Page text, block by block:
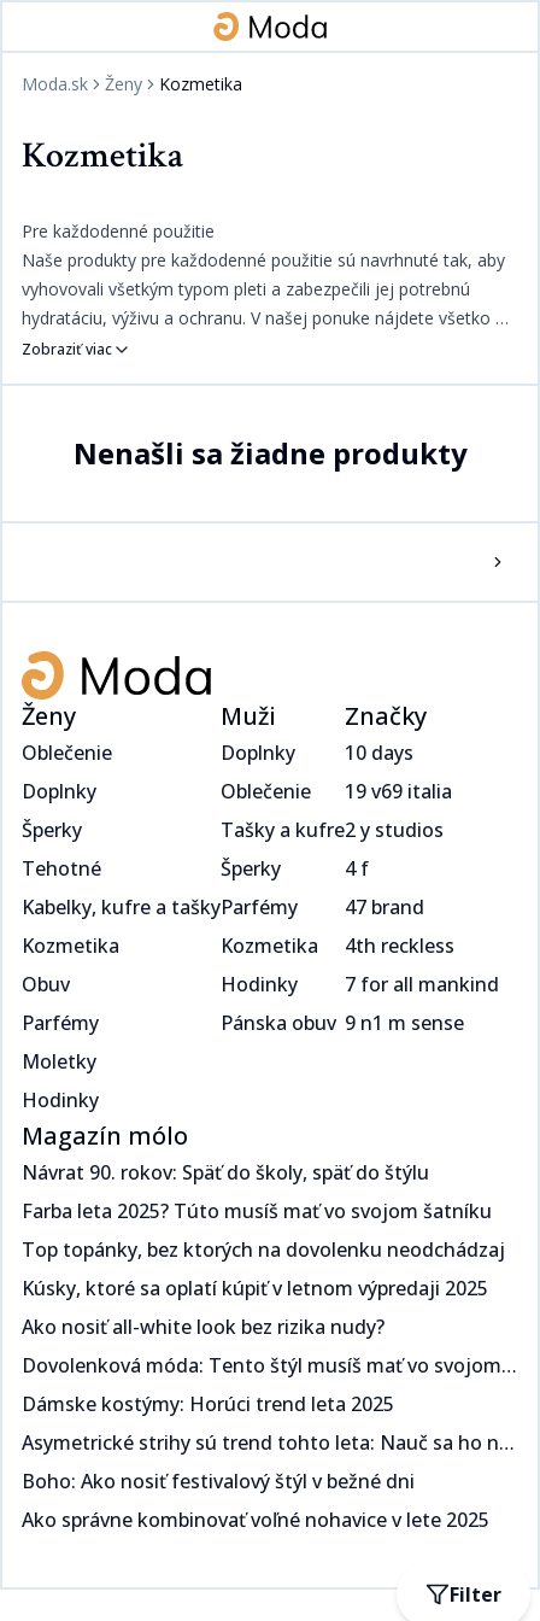
Moda.sk Ženy Kozmetika
Kozmetika
Pre každodenné použitie​​​​‌ ‍ ​‍​‍‌‍ ‌ ​‍‌‍‍‌‌‍‌ ‌‍‍‌‌‍ ‍​‍​‍​ ‍‍​‍​‍‌ ​ ‌‍​‌‌‍ ‍‌‍‍‌‌ ‌​‌ ‍‌​‍ ‍‌‍‍‌‌‍ ​‍​‍​‍ ​​‍​‍‌‍‍​‌ ​‍‌‍‌‌‌‍‌‍​‍​‍​ ‍‍​‍​‍‌‍‍​‌ ‌​‌ ‌​‌ ​​​ ‍‍​‍ ​‍ ‌‍ ​‌‍ ‌‍​ ‌‍​‌‌‍ ​‌‍‍​‌‍ ‌ ​ ‌ ‌​​ ‍‍​ ​ ​ ​​​ ​​​ ​​​‍ ‌ ​ ‌ ‌​‌ ‌‌‌‍‌​‌‍‍‌‌‍ ​‍ ‌‍‍‌‌‍ ‍‌ ‌​‌‍‌‌‌‍ ‍‌ ‌​​‍ ‌‍‌‌‌‍‌​‌‍‍‌‌ ‌​​‍ ‌‍ ‌‌‍ ‌‍‌​‌‍‌‌​ ‌‌ ​​‌ ​‍‌‍‌‌‌ ​ ‌‍‌‌‌‍ ‍‌ ‌​‌‍​‌‌ ‌​‌‍‍‌‌‍ ‌‍ ‍​ ‍ ‌‍‍‌‌‍‌​​ ‌​ ‌​‌‍​‍‌‍​‌‌‍‌‍​ ‌‌​ ‌‌​ ‌‍‌‍​‍​‍ ‌​ ​​​ ‍​​ ‍‌​ ‍‌​‍ ‌​ ‌​‌‍‌‍​ ‌‌​ ​‍​‍ ‌​ ‍‌​ ‍​​ ‌ ​ ​ ​‍ ‌‌‍‌‌‌‍‌​​ ​‍​ ​ ​ ‌​​ ‌ ‌‍‌‌‌‍​‍‌‍​‌​ ‌​‌‍‌‌‌‍​‌​ ‍ ‌ ‌​‌ ‍‌‌ ​​‌‍‌‌​ ‌‌‍​ ‌‍​‌‌ ‌​‌‍‌‌‌‍‌ ‌‍ ‌ ​‍‌‍‍‌‌‍‌‌‌ ​ ​ ‍ ‌ ​​‌‍​‌‌ ‌​‌‍‍​​ ‌‌ ​​‌ ​‍‌‍‍‌‌‍ ‌‌‍​‌‌ ​‍‌ ‍‌‌‌‌​‌‍‌‌‌ ‍​‌ ‌​​‍‌‌​ ‌‌‌​​‍‌‌ ‌‍‍ ‌‍‌‌‌ ‍‌​‍‌‌​ ​ ‌​‌​​‍‌‌​ ​ ‌​‌​​‍‌‌​ ​‍​ ​‍‌‍‌‌​ ​‌‌‍​‍​ ​​‌‍‌​​ ​​‌‍​‍‌‍‌‌​ ‌‌​ ​​‌‍‌​​ ‌‍​‍‌‌​ ​‍​ ​‍​‍‌‌​ ‌‌‌​‌​​‍ ‍‌‍​ ‌‍‍​‌‍‍‌‌‍ ​‌‍‌​‌ ​‍‌‍‌‌‌‍ ‍​‍‌‌​ ‌‌‌​​‍‌‌ ‌‍‍ ‌‍‌‌‌ ‍‌​‍‌‌​ ​ ‌​‌​​‍‌‌​ ​ ‌​‌​​‍‌‌​ ​‍​ ​‍‌‍‌‍‌‍‌​​ ‌‍​ ‍‌‌‍​‌​ ‌ ​ ​‍‌‍‌‌‌‍​‌‌‍​‍‌‍​ ‌‍​‍​ ​​​‍‌‌​ ​‍​ ​‍​‍‌‌​ ‌‌‌​‌​​‍ ‍‌ ‌​‌‍‌‌‌ ‍​‌ ‌​​ ‌‍​‍‌‍​‌‌ ​ ‌‍‌‌‌‌‌‌‌ ​‍‌‍ ​​ ‌‌‍‍​‌ ‌​‌ ‌​‌ ​​​‍‌‌​ ​ ‌​​‌​‍‌‌​ ​‍‌​‌‍​‍‌‌​ ​‍‌​‌‍‌‍ ​‌‍ ‌‍​ ‌‍​‌‌‍ ​‌‍‍​‌‍ ‌ ​ ‌ ‌​​‍‌‌​ ​ ‌​​‌​ ​ ​ ​​​ ​​​ ​​​‍‌‌​ ​‍‌​‌‍‌ ​ ‌ ‌​‌ ‌‌‌‍‌​‌‍‍‌‌‍ ​‍‌‍‌‍‍‌‌‍‌​​ ‌​ ‌​‌‍​‍‌‍​‌‌‍‌‍​ ‌‌​ ‌‌​ ‌‍‌‍​‍​‍ ‌​ ​​​ ‍​​ ‍‌​ ‍‌​‍ ‌​ ‌​‌‍‌‍​ ‌‌​ ​‍​‍ ‌​ ‍‌​ ‍​​ ‌ ​ ​ ​‍ ‌‌‍‌‌‌‍‌​​ ​‍​ ​ ​ ‌​​ ‌ ‌‍‌‌‌‍​‍‌‍​‌​ ‌​‌‍‌‌‌‍​‌​‍‌‍‌ ‌​‌ ‍‌‌ ​​‌‍‌‌​ ‌‌‍​ ‌‍​‌‌ ‌​‌‍‌‌‌‍‌ ‌‍ ‌ ​‍‌‍‍‌‌‍‌‌‌ ​ ​‍‌‍‌ ​​‌‍​‌‌ ‌​‌‍‍​​ ‌‌ ​​‌ ​‍‌‍‍‌‌‍ ‌‌‍​‌‌ ​‍‌ ‍‌‌‌‌​‌‍‌‌‌ ‍​‌ ‌​​‍‌‌​ ‌‌‌​​‍‌‌ ‌‍‍ ‌‍‌‌‌ ‍‌​‍‌‌​ ​ ‌​‌​​‍‌‌​ ​ ‌​‌​​‍‌‌​ ​‍​ ​‍‌‍‌‌​ ​‌‌‍​‍​ ​​‌‍‌​​ ​​‌‍​‍‌‍‌‌​ ‌‌​ ​​‌‍‌​​ ‌‍​‍‌‌​ ​‍​ ​‍​‍‌‌​ ‌‌‌​‌​​‍ ‍‌‍​ ‌‍‍​‌‍‍‌‌‍ ​‌‍‌​‌ ​‍‌‍‌‌‌‍ ‍​‍‌‌​ ‌‌‌​​‍‌‌ ‌‍‍ ‌‍‌‌‌ ‍‌​‍‌‌​ ​ ‌​‌​​‍‌‌​ ​ ‌​‌​​‍‌‌​ ​‍​ ​‍‌‍‌‍‌‍‌​​ ‌‍​ ‍‌‌‍​‌​ ‌ ​ ​‍‌‍‌‌‌‍​‌‌‍​‍‌‍​ ‌‍​‍​ ​​​‍‌‌​ ​‍​ ​‍​‍‌‌​ ‌‌‌​‌​​‍ ‍‌ ‌​‌‍‌‌‌ ‍​‌ ‌​​‍‌‍‌ ​​‌‍‌‌‌ ​‍‌ ​ ‌ ​​‌‍‌‌‌‍​ ‌ ‌​‌‍‍‌‌ ‌‍‌‍‌‌​ ‌‌ ​​‌ ‌‌‌‍​‍‌‍ ​‌‍‍‌‌ ​ ‌‍‍​‌‍‌‌‌‍‌​​‍​‍‌ ‌
Naše produkty pre každodenné použitie sú navrhnuté tak, aby
vyhovovali všetkým typom pleti a zabezpečili jej potrebnú
hydratáciu, výživu a ochranu. V našej ponuke nájdete všetko od
čistiacich prípravkov, cez hydratačné krémy až po kvalitné
Zobraziť viac
Filter
Nenašli sa žiadne produkty
Ženy
Oblečenie
Doplnky
Šperky
Tehotné
Kabelky, kufre a tašky
Kozmetika
Obuv
Parfémy
Moletky
Hodinky
Muži
Doplnky
Oblečenie
Tašky a kufre
Šperky
Parfémy
Kozmetika
Hodinky
Pánska obuv
Značky
10 days
19 v69 italia
2 y studios
4 f
47 brand
4th reckless
7 for all mankind
9 n1 m sense
Magazín mólo
Návrat 90. rokov: Späť do školy, späť do štýlu​​​​‌ ‍ ​‍​‍‌‍ ‌ ​‍‌‍‍‌‌‍‌ ‌‍‍‌‌‍ ‍​‍​‍​ ‍‍​‍​‍‌ ​ ‌‍​‌‌‍ ‍‌‍‍‌‌ ‌​‌ ‍‌​‍ ‍‌‍‍‌‌‍ ​‍​‍​‍ ​​‍​‍‌‍‍​‌ ​‍‌‍‌‌‌‍‌‍​‍​‍​ ‍‍​‍​‍‌‍‍​‌ ‌​‌ ‌​‌ ​​​ ‍‍​‍ ​‍ ‌‍ ​‌‍ ‌‍​ ‌‍​‌‌‍ ​‌‍‍​‌‍ ‌ ​ ‌ ‌​​ ‍‍​ ​ ​ ​​​ ​​​ ​​​‍ ‌ ​ ‌ ‌​‌ ‌‌‌‍‌​‌‍‍‌‌‍ ​‍ ‌‍‍‌‌‍ ‍‌ ‌​‌‍‌‌‌‍ ‍‌ ‌​​‍ ‌‍‌‌‌‍‌​‌‍‍‌‌ ‌​​‍ ‌‍ ‌‌‍ ‌‍‌​‌‍‌‌​ ‌‌ ​​‌ ​‍‌‍‌‌‌ ​ ‌‍‌‌‌‍ ‍‌ ‌​‌‍​‌‌ ‌​‌‍‍‌‌‍ ‌‍ ‍​ ‍ ‌‍‍‌‌‍‌​​ ‌​ ​‍‌‍​ ‌‍​ ‌‍‌​​ ‍​​ ‍​​ ‌‌​ ​‌​‍ ‌​ ‍​​ ​ ‌‍​‌​ ​‌​‍ ‌​ ‌​‌‍‌​​ ​‌​ ​‍​‍ ‌‌‍​‌‌‍​‌​ ​​​ ​​​‍ ‌​ ‍‌​ ‌ ​ ​‌‌‍​ ​ ​‌​ ​‌‌‍​‍‌‍‌​​ ​‍‌‍‌​‌‍‌‍​ ‌ ​ ‍ ‌ ‌​‌ ‍‌‌ ​​‌‍‌‌​ ‌‌ ​​‌‍ ‌ ​ ‌ ‌​​ ‍ ‌ ​​‌‍​‌‌ ‌​‌‍‍​​ ‌‌ ‌​‌‍‍‌‌ ‌​‌‍ ​‌‍‌‌​ ‌‍​‍‌‍​‌‌ ​ ‌‍‌‌‌‌‌‌‌ ​‍‌‍ ​​ ‌‌‍‍​‌ ‌​‌ ‌​‌ ​​​‍‌‌​ ​ ‌​​‌​‍‌‌​ ​‍‌​‌‍​‍‌‌​ ​‍‌​‌‍‌‍ ​‌‍ ‌‍​ ‌‍​‌‌‍ ​‌‍‍​‌‍ ‌ ​ ‌ ‌​​‍‌‌​ ​ ‌​​‌​ ​ ​ ​​​ ​​​ ​​​‍‌‌​ ​‍‌​‌‍‌ ​ ‌ ‌​‌ ‌‌‌‍‌​‌‍‍‌‌‍ ​‍‌‍‌‍‍‌‌‍‌​​ ‌​ ​‍‌‍​ ‌‍​ ‌‍‌​​ ‍​​ ‍​​ ‌‌​ ​‌​‍ ‌​ ‍​​ ​ ‌‍​‌​ ​‌​‍ ‌​ ‌​‌‍‌​​ ​‌​ ​‍​‍ ‌‌‍​‌‌‍​‌​ ​​​ ​​​‍ ‌​ ‍‌​ ‌ ​ ​‌‌‍​ ​ ​‌​ ​‌‌‍​‍‌‍‌​​ ​‍‌‍‌​‌‍‌‍​ ‌ ​‍‌‍‌ ‌​‌ ‍‌‌ ​​‌‍‌‌​ ‌‌ ​​‌‍ ‌ ​ ‌ ‌​​‍‌‍‌ ​​‌‍​‌‌ ‌​‌‍‍​​ ‌‌ ‌​‌‍‍‌‌ ‌​‌‍ ​‌‍‌‌​‍‌‍‌ ​​‌‍‌‌‌ ​‍‌ ​ ‌ ​​‌‍‌‌‌‍​ ‌ ‌​‌‍‍‌‌ ‌‍‌‍‌‌​ ‌‌ ​​‌ ‌‌‌‍​‍‌‍ ​‌‍‍‌‌ ​ ‌‍‍​‌‍‌‌‌‍‌​​‍​‍‌ ‌
Farba leta 2025? Túto musíš mať vo svojom šatníku ​​​​‌ ‍ ​‍​‍‌‍ ‌ ​‍‌‍‍‌‌‍‌ ‌‍‍‌‌‍ ‍​‍​‍​ ‍‍​‍​‍‌ ​ ‌‍​‌‌‍ ‍‌‍‍‌‌ ‌​‌ ‍‌​‍ ‍‌‍‍‌‌‍ ​‍​‍​‍ ​​‍​‍‌‍‍​‌ ​‍‌‍‌‌‌‍‌‍​‍​‍​ ‍‍​‍​‍‌‍‍​‌ ‌​‌ ‌​‌ ​​​ ‍‍​‍ ​‍ ‌‍ ​‌‍ ‌‍​ ‌‍​‌‌‍ ​‌‍‍​‌‍ ‌ ​ ‌ ‌​​ ‍‍​ ​ ​ ​​​ ​​​ ​​​‍ ‌ ​ ‌ ‌​‌ ‌‌‌‍‌​‌‍‍‌‌‍ ​‍ ‌‍‍‌‌‍ ‍‌ ‌​‌‍‌‌‌‍ ‍‌ ‌​​‍ ‌‍‌‌‌‍‌​‌‍‍‌‌ ‌​​‍ ‌‍ ‌‌‍ ‌‍‌​‌‍‌‌​ ‌‌ ​​‌ ​‍‌‍‌‌‌ ​ ‌‍‌‌‌‍ ‍‌ ‌​‌‍​‌‌ ‌​‌‍‍‌‌‍ ‌‍ ‍​ ‍ ‌‍‍‌‌‍‌​​ ‌​ ​‌‌‍​‌​ ‌​​ ‌‍​ ​​‌‍​‌​ ​‍‌‍​‍​‍ ‌​ ‍​‌‍​‍‌‍​‍‌‍‌‍​‍ ‌​ ‌​‌‍‌‍​ ​​​ ​‍​‍ ‌‌‍​‌‌‍​‍​ ‌ ‌‍‌‍​‍ ‌‌‍‌‍​ ‍‌‌‍​ ‌‍​‍​ ‍‌​ ‍‌‌‍‌‌​ ​​‌‍‌‍​ ​ ‌‍‌​​ ​‍​ ‍ ‌ ‌​‌ ‍‌‌ ​​‌‍‌‌​ ‌‌ ​​‌‍ ‌ ​ ‌ ‌​​ ‍ ‌ ​​‌‍​‌‌ ‌​‌‍‍​​ ‌‌ ‌​‌‍‍‌‌ ‌​‌‍ ​‌‍‌‌​ ‌‍​‍‌‍​‌‌ ​ ‌‍‌‌‌‌‌‌‌ ​‍‌‍ ​​ ‌‌‍‍​‌ ‌​‌ ‌​‌ ​​​‍‌‌​ ​ ‌​​‌​‍‌‌​ ​‍‌​‌‍​‍‌‌​ ​‍‌​‌‍‌‍ ​‌‍ ‌‍​ ‌‍​‌‌‍ ​‌‍‍​‌‍ ‌ ​ ‌ ‌​​‍‌‌​ ​ ‌​​‌​ ​ ​ ​​​ ​​​ ​​​‍‌‌​ ​‍‌​‌‍‌ ​ ‌ ‌​‌ ‌‌‌‍‌​‌‍‍‌‌‍ ​‍‌‍‌‍‍‌‌‍‌​​ ‌​ ​‌‌‍​‌​ ‌​​ ‌‍​ ​​‌‍​‌​ ​‍‌‍​‍​‍ ‌​ ‍​‌‍​‍‌‍​‍‌‍‌‍​‍ ‌​ ‌​‌‍‌‍​ ​​​ ​‍​‍ ‌‌‍​‌‌‍​‍​ ‌ ‌‍‌‍​‍ ‌‌‍‌‍​ ‍‌‌‍​ ‌‍​‍​ ‍‌​ ‍‌‌‍‌‌​ ​​‌‍‌‍​ ​ ‌‍‌​​ ​‍​‍‌‍‌ ‌​‌ ‍‌‌ ​​‌‍‌‌​ ‌‌ ​​‌‍ ‌ ​ ‌ ‌​​‍‌‍‌ ​​‌‍​‌‌ ‌​‌‍‍​​ ‌‌ ‌​‌‍‍‌‌ ‌​‌‍ ​‌‍‌‌​‍‌‍‌ ​​‌‍‌‌‌ ​‍‌ ​ ‌ ​​‌‍‌‌‌‍​ ‌ ‌​‌‍‍‌‌ ‌‍‌‍‌‌​ ‌‌ ​​‌ ‌‌‌‍​‍‌‍ ​‌‍‍‌‌ ​ ‌‍‍​‌‍‌‌‌‍‌​​‍​‍‌ ‌
Top topánky, bez ktorých na dovolenku neodchádzaj​​​​‌ ‍ ​‍​‍‌‍ ‌ ​‍‌‍‍‌‌‍‌ ‌‍‍‌‌‍ ‍​‍​‍​ ‍‍​‍​‍‌ ​ ‌‍​‌‌‍ ‍‌‍‍‌‌ ‌​‌ ‍‌​‍ ‍‌‍‍‌‌‍ ​‍​‍​‍ ​​‍​‍‌‍‍​‌ ​‍‌‍‌‌‌‍‌‍​‍​‍​ ‍‍​‍​‍‌‍‍​‌ ‌​‌ ‌​‌ ​​​ ‍‍​‍ ​‍ ‌‍ ​‌‍ ‌‍​ ‌‍​‌‌‍ ​‌‍‍​‌‍ ‌ ​ ‌ ‌​​ ‍‍​ ​ ​ ​​​ ​​​ ​​​‍ ‌ ​ ‌ ‌​‌ ‌‌‌‍‌​‌‍‍‌‌‍ ​‍ ‌‍‍‌‌‍ ‍‌ ‌​‌‍‌‌‌‍ ‍‌ ‌​​‍ ‌‍‌‌‌‍‌​‌‍‍‌‌ ‌​​‍ ‌‍ ‌‌‍ ‌‍‌​‌‍‌‌​ ‌‌ ​​‌ ​‍‌‍‌‌‌ ​ ‌‍‌‌‌‍ ‍‌ ‌​‌‍​‌‌ ‌​‌‍‍‌‌‍ ‌‍ ‍​ ‍ ‌‍‍‌‌‍‌​​ ‌​ ​‌​ ‍‌​ ​‍‌‍​ ​ ‌ ​ ​‌​ ‌‌​ ​‍​‍ ‌‌‍​‌‌‍​‌​ ‍​‌‍​‍​‍ ‌​ ‌​​ ‌‌​ ‍‌‌‍‌‍​‍ ‌‌‍​‌​ ‍​​ ‌ ​ ‍​​‍ ‌​ ‍‌​ ‌ ​ ​​​ ‍‌‌‍​ ​ ‍​​ ‍‌​ ​‍​ ​​‌‍‌‍‌‍​‍‌‍‌‌​ ‍ ‌ ‌​‌ ‍‌‌ ​​‌‍‌‌​ ‌‌ ​​‌‍ ‌ ​ ‌ ‌​​ ‍ ‌ ​​‌‍​‌‌ ‌​‌‍‍​​ ‌‌ ‌​‌‍‍‌‌ ‌​‌‍ ​‌‍‌‌​ ‌‍​‍‌‍​‌‌ ​ ‌‍‌‌‌‌‌‌‌ ​‍‌‍ ​​ ‌‌‍‍​‌ ‌​‌ ‌​‌ ​​​‍‌‌​ ​ ‌​​‌​‍‌‌​ ​‍‌​‌‍​‍‌‌​ ​‍‌​‌‍‌‍ ​‌‍ ‌‍​ ‌‍​‌‌‍ ​‌‍‍​‌‍ ‌ ​ ‌ ‌​​‍‌‌​ ​ ‌​​‌​ ​ ​ ​​​ ​​​ ​​​‍‌‌​ ​‍‌​‌‍‌ ​ ‌ ‌​‌ ‌‌‌‍‌​‌‍‍‌‌‍ ​‍‌‍‌‍‍‌‌‍‌​​ ‌​ ​‌​ ‍‌​ ​‍‌‍​ ​ ‌ ​ ​‌​ ‌‌​ ​‍​‍ ‌‌‍​‌‌‍​‌​ ‍​‌‍​‍​‍ ‌​ ‌​​ ‌‌​ ‍‌‌‍‌‍​‍ ‌‌‍​‌​ ‍​​ ‌ ​ ‍​​‍ ‌​ ‍‌​ ‌ ​ ​​​ ‍‌‌‍​ ​ ‍​​ ‍‌​ ​‍​ ​​‌‍‌‍‌‍​‍‌‍‌‌​‍‌‍‌ ‌​‌ ‍‌‌ ​​‌‍‌‌​ ‌‌ ​​‌‍ ‌ ​ ‌ ‌​​‍‌‍‌ ​​‌‍​‌‌ ‌​‌‍‍​​ ‌‌ ‌​‌‍‍‌‌ ‌​‌‍ ​‌‍‌‌​‍‌‍‌ ​​‌‍‌‌‌ ​‍‌ ​ ‌ ​​‌‍‌‌‌‍​ ‌ ‌​‌‍‍‌‌ ‌‍‌‍‌‌​ ‌‌ ​​‌ ‌‌‌‍​‍‌‍ ​‌‍‍‌‌ ​ ‌‍‍​‌‍‌‌‌‍‌​​‍​‍‌ ‌
Kúsky, ktoré sa oplatí kúpiť v letnom výpredaji 2025​​​​‌ ‍ ​‍​‍‌‍ ‌ ​‍‌‍‍‌‌‍‌ ‌‍‍‌‌‍ ‍​‍​‍​ ‍‍​‍​‍‌ ​ ‌‍​‌‌‍ ‍‌‍‍‌‌ ‌​‌ ‍‌​‍ ‍‌‍‍‌‌‍ ​‍​‍​‍ ​​‍​‍‌‍‍​‌ ​‍‌‍‌‌‌‍‌‍​‍​‍​ ‍‍​‍​‍‌‍‍​‌ ‌​‌ ‌​‌ ​​​ ‍‍​‍ ​‍ ‌‍ ​‌‍ ‌‍​ ‌‍​‌‌‍ ​‌‍‍​‌‍ ‌ ​ ‌ ‌​​ ‍‍​ ​ ​ ​​​ ​​​ ​​​‍ ‌ ​ ‌ ‌​‌ ‌‌‌‍‌​‌‍‍‌‌‍ ​‍ ‌‍‍‌‌‍ ‍‌ ‌​‌‍‌‌‌‍ ‍‌ ‌​​‍ ‌‍‌‌‌‍‌​‌‍‍‌‌ ‌​​‍ ‌‍ ‌‌‍ ‌‍‌​‌‍‌‌​ ‌‌ ​​‌ ​‍‌‍‌‌‌ ​ ‌‍‌‌‌‍ ‍‌ ‌​‌‍​‌‌ ‌​‌‍‍‌‌‍ ‌‍ ‍​ ‍ ‌‍‍‌‌‍‌​​ ‌‌‍​‌‌‍​‍​ ​ ​ ‌​‌‍‌​‌‍‌‌​ ​ ‌‍‌​​‍ ‌​ ‍‌​ ​‌​ ‍‌​ ​‍​‍ ‌​ ‌​‌‍​‌​ ​‌​ ‍​​‍ ‌‌‍​‌​ ‌‌​ ‍​‌‍‌‌​‍ ‌‌‍‌‍​ ‌‌‌‍​‌‌‍​‌​ ​‌‌‍​ ​ ‍‌​ ‌ ‌‍‌​‌‍​‌​ ​​‌‍​ ​ ‍ ‌ ‌​‌ ‍‌‌ ​​‌‍‌‌​ ‌‌ ​​‌‍ ‌ ​ ‌ ‌​​ ‍ ‌ ​​‌‍​‌‌ ‌​‌‍‍​​ ‌‌ ‌​‌‍‍‌‌ ‌​‌‍ ​‌‍‌‌​ ‌‍​‍‌‍​‌‌ ​ ‌‍‌‌‌‌‌‌‌ ​‍‌‍ ​​ ‌‌‍‍​‌ ‌​‌ ‌​‌ ​​​‍‌‌​ ​ ‌​​‌​‍‌‌​ ​‍‌​‌‍​‍‌‌​ ​‍‌​‌‍‌‍ ​‌‍ ‌‍​ ‌‍​‌‌‍ ​‌‍‍​‌‍ ‌ ​ ‌ ‌​​‍‌‌​ ​ ‌​​‌​ ​ ​ ​​​ ​​​ ​​​‍‌‌​ ​‍‌​‌‍‌ ​ ‌ ‌​‌ ‌‌‌‍‌​‌‍‍‌‌‍ ​‍‌‍‌‍‍‌‌‍‌​​ ‌‌‍​‌‌‍​‍​ ​ ​ ‌​‌‍‌​‌‍‌‌​ ​ ‌‍‌​​‍ ‌​ ‍‌​ ​‌​ ‍‌​ ​‍​‍ ‌​ ‌​‌‍​‌​ ​‌​ ‍​​‍ ‌‌‍​‌​ ‌‌​ ‍​‌‍‌‌​‍ ‌‌‍‌‍​ ‌‌‌‍​‌‌‍​‌​ ​‌‌‍​ ​ ‍‌​ ‌ ‌‍‌​‌‍​‌​ ​​‌‍​ ​‍‌‍‌ ‌​‌ ‍‌‌ ​​‌‍‌‌​ ‌‌ ​​‌‍ ‌ ​ ‌ ‌​​‍‌‍‌ ​​‌‍​‌‌ ‌​‌‍‍​​ ‌‌ ‌​‌‍‍‌‌ ‌​‌‍ ​‌‍‌‌​‍‌‍‌ ​​‌‍‌‌‌ ​‍‌ ​ ‌ ​​‌‍‌‌‌‍​ ‌ ‌​‌‍‍‌‌ ‌‍‌‍‌‌​ ‌‌ ​​‌ ‌‌‌‍​‍‌‍ ​‌‍‍‌‌ ​ ‌‍‍​‌‍‌‌‌‍‌​​‍​‍‌ ‌
Ako nosiť all-white look bez rizika nudy?​​​​‌ ‍ ​‍​‍‌‍ ‌ ​‍‌‍‍‌‌‍‌ ‌‍‍‌‌‍ ‍​‍​‍​ ‍‍​‍​‍‌ ​ ‌‍​‌‌‍ ‍‌‍‍‌‌ ‌​‌ ‍‌​‍ ‍‌‍‍‌‌‍ ​‍​‍​‍ ​​‍​‍‌‍‍​‌ ​‍‌‍‌‌‌‍‌‍​‍​‍​ ‍‍​‍​‍‌‍‍​‌ ‌​‌ ‌​‌ ​​​ ‍‍​‍ ​‍ ‌‍ ​‌‍ ‌‍​ ‌‍​‌‌‍ ​‌‍‍​‌‍ ‌ ​ ‌ ‌​​ ‍‍​ ​ ​ ​​​ ​​​ ​​​‍ ‌ ​ ‌ ‌​‌ ‌‌‌‍‌​‌‍‍‌‌‍ ​‍ ‌‍‍‌‌‍ ‍‌ ‌​‌‍‌‌‌‍ ‍‌ ‌​​‍ ‌‍‌‌‌‍‌​‌‍‍‌‌ ‌​​‍ ‌‍ ‌‌‍ ‌‍‌​‌‍‌‌​ ‌‌ ​​‌ ​‍‌‍‌‌‌ ​ ‌‍‌‌‌‍ ‍‌ ‌​‌‍​‌‌ ‌​‌‍‍‌‌‍ ‌‍ ‍​ ‍ ‌‍‍‌‌‍‌​​ ‌‌‍‌‍​ ‌‌​ ‍‌​ ‍‌​ ‍​​ ‌‌‌‍‌‍​ ​ ​‍ ‌​ ‍‌‌‍​ ​ ​ ‌‍​‌​‍ ‌​ ‌​‌‍‌‌​ ‌​​ ​​​‍ ‌​ ‍​​ ‌ ​ ​‍‌‍‌‌​‍ ‌​ ‌​​ ​‌‌‍‌​‌‍‌‌‌‍‌‌‌‍​‍‌‍‌‌​ ​‌​ ‍‌‌‍‌‌​ ‌‍​ ‌ ​ ‍ ‌ ‌​‌ ‍‌‌ ​​‌‍‌‌​ ‌‌ ​​‌‍ ‌ ​ ‌ ‌​​ ‍ ‌ ​​‌‍​‌‌ ‌​‌‍‍​​ ‌‌ ‌​‌‍‍‌‌ ‌​‌‍ ​‌‍‌‌​ ‌‍​‍‌‍​‌‌ ​ ‌‍‌‌‌‌‌‌‌ ​‍‌‍ ​​ ‌‌‍‍​‌ ‌​‌ ‌​‌ ​​​‍‌‌​ ​ ‌​​‌​‍‌‌​ ​‍‌​‌‍​‍‌‌​ ​‍‌​‌‍‌‍ ​‌‍ ‌‍​ ‌‍​‌‌‍ ​‌‍‍​‌‍ ‌ ​ ‌ ‌​​‍‌‌​ ​ ‌​​‌​ ​ ​ ​​​ ​​​ ​​​‍‌‌​ ​‍‌​‌‍‌ ​ ‌ ‌​‌ ‌‌‌‍‌​‌‍‍‌‌‍ ​‍‌‍‌‍‍‌‌‍‌​​ ‌‌‍‌‍​ ‌‌​ ‍‌​ ‍‌​ ‍​​ ‌‌‌‍‌‍​ ​ ​‍ ‌​ ‍‌‌‍​ ​ ​ ‌‍​‌​‍ ‌​ ‌​‌‍‌‌​ ‌​​ ​​​‍ ‌​ ‍​​ ‌ ​ ​‍‌‍‌‌​‍ ‌​ ‌​​ ​‌‌‍‌​‌‍‌‌‌‍‌‌‌‍​‍‌‍‌‌​ ​‌​ ‍‌‌‍‌‌​ ‌‍​ ‌ ​‍‌‍‌ ‌​‌ ‍‌‌ ​​‌‍‌‌​ ‌‌ ​​‌‍ ‌ ​ ‌ ‌​​‍‌‍‌ ​​‌‍​‌‌ ‌​‌‍‍​​ ‌‌ ‌​‌‍‍‌‌ ‌​‌‍ ​‌‍‌‌​‍‌‍‌ ​​‌‍‌‌‌ ​‍‌ ​ ‌ ​​‌‍‌‌‌‍​ ‌ ‌​‌‍‍‌‌ ‌‍‌‍‌‌​ ‌‌ ​​‌ ‌‌‌‍​‍‌‍ ​‌‍‍‌‌ ​ ‌‍‍​‌‍‌‌‌‍‌​​‍​‍‌ ‌
Dovolenková móda: Tento štýl musíš mať vo svojom šatníku ​​​​‌ ‍ ​‍​‍‌‍ ‌ ​‍‌‍‍‌‌‍‌ ‌‍‍‌‌‍ ‍​‍​‍​ ‍‍​‍​‍‌ ​ ‌‍​‌‌‍ ‍‌‍‍‌‌ ‌​‌ ‍‌​‍ ‍‌‍‍‌‌‍ ​‍​‍​‍ ​​‍​‍‌‍‍​‌ ​‍‌‍‌‌‌‍‌‍​‍​‍​ ‍‍​‍​‍‌‍‍​‌ ‌​‌ ‌​‌ ​​​ ‍‍​‍ ​‍ ‌‍ ​‌‍ ‌‍​ ‌‍​‌‌‍ ​‌‍‍​‌‍ ‌ ​ ‌ ‌​​ ‍‍​ ​ ​ ​​​ ​​​ ​​​‍ ‌ ​ ‌ ‌​‌ ‌‌‌‍‌​‌‍‍‌‌‍ ​‍ ‌‍‍‌‌‍ ‍‌ ‌​‌‍‌‌‌‍ ‍‌ ‌​​‍ ‌‍‌‌‌‍‌​‌‍‍‌‌ ‌​​‍ ‌‍ ‌‌‍ ‌‍‌​‌‍‌‌​ ‌‌ ​​‌ ​‍‌‍‌‌‌ ​ ‌‍‌‌‌‍ ‍‌ ‌​‌‍​‌‌ ‌​‌‍‍‌‌‍ ‌‍ ‍​ ‍ ‌‍‍‌‌‍‌​​ ‌​ ​​​ ‌‌​ ​​‌‍‌‌​ ‍​‌‍‌​​ ​​‌‍‌‌​‍ ‌​ ​​​ ‍‌​ ‌ ​ ‍​​‍ ‌​ ‌​​ ​ ‌‍​ ​ ‌​​‍ ‌​ ‍‌‌‍​‌​ ‍‌​ ​​​‍ ‌​ ‍​​ ​‌​ ‍​​ ​‍​ ​​‌‍‌‌​ ​ ​ ​‌​ ​ ‌‍​ ​ ‍​​ ​‍​ ‍ ‌ ‌​‌ ‍‌‌ ​​‌‍‌‌​ ‌‌ ​​‌‍ ‌ ​ ‌ ‌​​ ‍ ‌ ​​‌‍​‌‌ ‌​‌‍‍​​ ‌‌ ‌​‌‍‍‌‌ ‌​‌‍ ​‌‍‌‌​ ‌‍​‍‌‍​‌‌ ​ ‌‍‌‌‌‌‌‌‌ ​‍‌‍ ​​ ‌‌‍‍​‌ ‌​‌ ‌​‌ ​​​‍‌‌​ ​ ‌​​‌​‍‌‌​ ​‍‌​‌‍​‍‌‌​ ​‍‌​‌‍‌‍ ​‌‍ ‌‍​ ‌‍​‌‌‍ ​‌‍‍​‌‍ ‌ ​ ‌ ‌​​‍‌‌​ ​ ‌​​‌​ ​ ​ ​​​ ​​​ ​​​‍‌‌​ ​‍‌​‌‍‌ ​ ‌ ‌​‌ ‌‌‌‍‌​‌‍‍‌‌‍ ​‍‌‍‌‍‍‌‌‍‌​​ ‌​ ​​​ ‌‌​ ​​‌‍‌‌​ ‍​‌‍‌​​ ​​‌‍‌‌​‍ ‌​ ​​​ ‍‌​ ‌ ​ ‍​​‍ ‌​ ‌​​ ​ ‌‍​ ​ ‌​​‍ ‌​ ‍‌‌‍​‌​ ‍‌​ ​​​‍ ‌​ ‍​​ ​‌​ ‍​​ ​‍​ ​​‌‍‌‌​ ​ ​ ​‌​ ​ ‌‍​ ​ ‍​​ ​‍​‍‌‍‌ ‌​‌ ‍‌‌ ​​‌‍‌‌​ ‌‌ ​​‌‍ ‌ ​ ‌ ‌​​‍‌‍‌ ​​‌‍​‌‌ ‌​‌‍‍​​ ‌‌ ‌​‌‍‍‌‌ ‌​‌‍ ​‌‍‌‌​‍‌‍‌ ​​‌‍‌‌‌ ​‍‌ ​ ‌ ​​‌‍‌‌‌‍​ ‌ ‌​‌‍‍‌‌ ‌‍‌‍‌‌​ ‌‌ ​​‌ ‌‌‌‍​‍‌‍ ​‌‍‍‌‌ ​ ‌‍‍​‌‍‌‌‌‍‌​​‍​‍‌ ‌
Dámske kostýmy: Horúci trend leta 2025 ​​​​‌ ‍ ​‍​‍‌‍ ‌ ​‍‌‍‍‌‌‍‌ ‌‍‍‌‌‍ ‍​‍​‍​ ‍‍​‍​‍‌ ​ ‌‍​‌‌‍ ‍‌‍‍‌‌ ‌​‌ ‍‌​‍ ‍‌‍‍‌‌‍ ​‍​‍​‍ ​​‍​‍‌‍‍​‌ ​‍‌‍‌‌‌‍‌‍​‍​‍​ ‍‍​‍​‍‌‍‍​‌ ‌​‌ ‌​‌ ​​​ ‍‍​‍ ​‍ ‌‍ ​‌‍ ‌‍​ ‌‍​‌‌‍ ​‌‍‍​‌‍ ‌ ​ ‌ ‌​​ ‍‍​ ​ ​ ​​​ ​​​ ​​​‍ ‌ ​ ‌ ‌​‌ ‌‌‌‍‌​‌‍‍‌‌‍ ​‍ ‌‍‍‌‌‍ ‍‌ ‌​‌‍‌‌‌‍ ‍‌ ‌​​‍ ‌‍‌‌‌‍‌​‌‍‍‌‌ ‌​​‍ ‌‍ ‌‌‍ ‌‍‌​‌‍‌‌​ ‌‌ ​​‌ ​‍‌‍‌‌‌ ​ ‌‍‌‌‌‍ ‍‌ ‌​‌‍​‌‌ ‌​‌‍‍‌‌‍ ‌‍ ‍​ ‍ ‌‍‍‌‌‍‌​​ ‌​ ​‌​ ‍​​ ‍‌​ ​‌​ ‌​​ ‌‍‌‍‌​‌‍‌​​‍ ‌‌‍‌‌​ ‌ ​ ‌‌​ ‌​​‍ ‌​ ‌​​ ​‍​ ‌‍‌‍‌‍​‍ ‌​ ‍​​ ‌​‌‍‌‍​ ‌ ​‍ ‌​ ​‌‌‍‌​​ ‍‌​ ‌‌‌‍‌‍​ ​ ​ ​ ​ ​‍​ ​​​ ‌‌‌‍‌‍‌‍‌‍​ ‍ ‌ ‌​‌ ‍‌‌ ​​‌‍‌‌​ ‌‌ ​​‌‍ ‌ ​ ‌ ‌​​ ‍ ‌ ​​‌‍​‌‌ ‌​‌‍‍​​ ‌‌ ‌​‌‍‍‌‌ ‌​‌‍ ​‌‍‌‌​ ‌‍​‍‌‍​‌‌ ​ ‌‍‌‌‌‌‌‌‌ ​‍‌‍ ​​ ‌‌‍‍​‌ ‌​‌ ‌​‌ ​​​‍‌‌​ ​ ‌​​‌​‍‌‌​ ​‍‌​‌‍​‍‌‌​ ​‍‌​‌‍‌‍ ​‌‍ ‌‍​ ‌‍​‌‌‍ ​‌‍‍​‌‍ ‌ ​ ‌ ‌​​‍‌‌​ ​ ‌​​‌​ ​ ​ ​​​ ​​​ ​​​‍‌‌​ ​‍‌​‌‍‌ ​ ‌ ‌​‌ ‌‌‌‍‌​‌‍‍‌‌‍ ​‍‌‍‌‍‍‌‌‍‌​​ ‌​ ​‌​ ‍​​ ‍‌​ ​‌​ ‌​​ ‌‍‌‍‌​‌‍‌​​‍ ‌‌‍‌‌​ ‌ ​ ‌‌​ ‌​​‍ ‌​ ‌​​ ​‍​ ‌‍‌‍‌‍​‍ ‌​ ‍​​ ‌​‌‍‌‍​ ‌ ​‍ ‌​ ​‌‌‍‌​​ ‍‌​ ‌‌‌‍‌‍​ ​ ​ ​ ​ ​‍​ ​​​ ‌‌‌‍‌‍‌‍‌‍​‍‌‍‌ ‌​‌ ‍‌‌ ​​‌‍‌‌​ ‌‌ ​​‌‍ ‌ ​ ‌ ‌​​‍‌‍‌ ​​‌‍​‌‌ ‌​‌‍‍​​ ‌‌ ‌​‌‍‍‌‌ ‌​‌‍ ​‌‍‌‌​‍‌‍‌ ​​‌‍‌‌‌ ​‍‌ ​ ‌ ​​‌‍‌‌‌‍​ ‌ ‌​‌‍‍‌‌ ‌‍‌‍‌‌​ ‌‌ ​​‌ ‌‌‌‍​‍‌‍ ​‌‍‍‌‌ ​ ‌‍‍​‌‍‌‌‌‍‌​​‍​‍‌ ‌
Asymetrické strihy sú trend tohto leta: Nauč sa ho nosiť​​​​‌ ‍ ​‍​‍‌‍ ‌ ​‍‌‍‍‌‌‍‌ ‌‍‍‌‌‍ ‍​‍​‍​ ‍‍​‍​‍‌ ​ ‌‍​‌‌‍ ‍‌‍‍‌‌ ‌​‌ ‍‌​‍ ‍‌‍‍‌‌‍ ​‍​‍​‍ ​​‍​‍‌‍‍​‌ ​‍‌‍‌‌‌‍‌‍​‍​‍​ ‍‍​‍​‍‌‍‍​‌ ‌​‌ ‌​‌ ​​​ ‍‍​‍ ​‍ ‌‍ ​‌‍ ‌‍​ ‌‍​‌‌‍ ​‌‍‍​‌‍ ‌ ​ ‌ ‌​​ ‍‍​ ​ ​ ​​​ ​​​ ​​​‍ ‌ ​ ‌ ‌​‌ ‌‌‌‍‌​‌‍‍‌‌‍ ​‍ ‌‍‍‌‌‍ ‍‌ ‌​‌‍‌‌‌‍ ‍‌ ‌​​‍ ‌‍‌‌‌‍‌​‌‍‍‌‌ ‌​​‍ ‌‍ ‌‌‍ ‌‍‌​‌‍‌‌​ ‌‌ ​​‌ ​‍‌‍‌‌‌ ​ ‌‍‌‌‌‍ ‍‌ ‌​‌‍​‌‌ ‌​‌‍‍‌‌‍ ‌‍ ‍​ ‍ ‌‍‍‌‌‍‌​​ ‌​ ‌‍​ ‌ ​ ​​‌‍‌​‌‍‌‍​ ​ ​ ​‌‌‍​‍​‍ ‌​ ​ ​ ​ ​ ​‌​ ‌‍​‍ ‌​ ‌​‌‍‌​​ ‌ ​ ‌​​‍ ‌​ ‍​​ ‌‌​ ​ ​ ‌‍​‍ ‌​ ​ ​ ‌‌​ ​​‌‍‌​​ ‌‍​ ​‌‌‍‌‌‌‍​‍‌‍​ ‌‍​‍​ ‍‌‌‍‌​​ ‍ ‌ ‌​‌ ‍‌‌ ​​‌‍‌‌​ ‌‌ ​​‌‍ ‌ ​ ‌ ‌​​ ‍ ‌ ​​‌‍​‌‌ ‌​‌‍‍​​ ‌‌ ‌​‌‍‍‌‌ ‌​‌‍ ​‌‍‌‌​ ‌‍​‍‌‍​‌‌ ​ ‌‍‌‌‌‌‌‌‌ ​‍‌‍ ​​ ‌‌‍‍​‌ ‌​‌ ‌​‌ ​​​‍‌‌​ ​ ‌​​‌​‍‌‌​ ​‍‌​‌‍​‍‌‌​ ​‍‌​‌‍‌‍ ​‌‍ ‌‍​ ‌‍​‌‌‍ ​‌‍‍​‌‍ ‌ ​ ‌ ‌​​‍‌‌​ ​ ‌​​‌​ ​ ​ ​​​ ​​​ ​​​‍‌‌​ ​‍‌​‌‍‌ ​ ‌ ‌​‌ ‌‌‌‍‌​‌‍‍‌‌‍ ​‍‌‍‌‍‍‌‌‍‌​​ ‌​ ‌‍​ ‌ ​ ​​‌‍‌​‌‍‌‍​ ​ ​ ​‌‌‍​‍​‍ ‌​ ​ ​ ​ ​ ​‌​ ‌‍​‍ ‌​ ‌​‌‍‌​​ ‌ ​ ‌​​‍ ‌​ ‍​​ ‌‌​ ​ ​ ‌‍​‍ ‌​ ​ ​ ‌‌​ ​​‌‍‌​​ ‌‍​ ​‌‌‍‌‌‌‍​‍‌‍​ ‌‍​‍​ ‍‌‌‍‌​​‍‌‍‌ ‌​‌ ‍‌‌ ​​‌‍‌‌​ ‌‌ ​​‌‍ ‌ ​ ‌ ‌​​‍‌‍‌ ​​‌‍​‌‌ ‌​‌‍‍​​ ‌‌ ‌​‌‍‍‌‌ ‌​‌‍ ​‌‍‌‌​‍‌‍‌ ​​‌‍‌‌‌ ​‍‌ ​ ‌ ​​‌‍‌‌‌‍​ ‌ ‌​‌‍‍‌‌ ‌‍‌‍‌‌​ ‌‌ ​​‌ ‌‌‌‍​‍‌‍ ​‌‍‍‌‌ ​ ‌‍‍​‌‍‌‌‌‍‌​​‍​‍‌ ‌
Boho: Ako nosiť festivalový štýl v bežné dni
Ako správne kombinovať voľné nohavice v lete 2025​​​​‌ ‍ ​‍​‍‌‍ ‌ ​‍‌‍‍‌‌‍‌ ‌‍‍‌‌‍ ‍​‍​‍​ ‍‍​‍​‍‌ ​ ‌‍​‌‌‍ ‍‌‍‍‌‌ ‌​‌ ‍‌​‍ ‍‌‍‍‌‌‍ ​‍​‍​‍ ​​‍​‍‌‍‍​‌ ​‍‌‍‌‌‌‍‌‍​‍​‍​ ‍‍​‍​‍‌‍‍​‌ ‌​‌ ‌​‌ ​​​ ‍‍​‍ ​‍ ‌‍ ​‌‍ ‌‍​ ‌‍​‌‌‍ ​‌‍‍​‌‍ ‌ ​ ‌ ‌​​ ‍‍​ ​ ​ ​​​ ​​​ ​​​‍ ‌ ​ ‌ ‌​‌ ‌‌‌‍‌​‌‍‍‌‌‍ ​‍ ‌‍‍‌‌‍ ‍‌ ‌​‌‍‌‌‌‍ ‍‌ ‌​​‍ ‌‍‌‌‌‍‌​‌‍‍‌‌ ‌​​‍ ‌‍ ‌‌‍ ‌‍‌​‌‍‌‌​ ‌‌ ​​‌ ​‍‌‍‌‌‌ ​ ‌‍‌‌‌‍ ‍‌ ‌​‌‍​‌‌ ‌​‌‍‍‌‌‍ ‌‍ ‍​ ‍ ‌‍‍‌‌‍‌​​ ‌‌‍‌​​ ‍​​ ‍‌​ ​‌​ ‌‌​ ​‍​ ‌ ‌‍‌​​‍ ‌​ ‌‍​ ‍​​ ​‌​ ‍​​‍ ‌​ ‌​​ ‍‌​ ​ ​ ‌​​‍ ‌‌‍​‌‌‍‌​​ ​‍​ ‌​​‍ ‌​ ​ ​ ​ ​ ​​​ ‌‍​ ​ ​ ‌‌​ ‌ ​ ‍​​ ​‍​ ​​‌‍​‌​ ‌​​ ‍ ‌ ‌​‌ ‍‌‌ ​​‌‍‌‌​ ‌‌ ​​‌‍ ‌ ​ ‌ ‌​​ ‍ ‌ ​​‌‍​‌‌ ‌​‌‍‍​​ ‌‌ ‌​‌‍‍‌‌ ‌​‌‍ ​‌‍‌‌​ ‌‍​‍‌‍​‌‌ ​ ‌‍‌‌‌‌‌‌‌ ​‍‌‍ ​​ ‌‌‍‍​‌ ‌​‌ ‌​‌ ​​​‍‌‌​ ​ ‌​​‌​‍‌‌​ ​‍‌​‌‍​‍‌‌​ ​‍‌​‌‍‌‍ ​‌‍ ‌‍​ ‌‍​‌‌‍ ​‌‍‍​‌‍ ‌ ​ ‌ ‌​​‍‌‌​ ​ ‌​​‌​ ​ ​ ​​​ ​​​ ​​​‍‌‌​ ​‍‌​‌‍‌ ​ ‌ ‌​‌ ‌‌‌‍‌​‌‍‍‌‌‍ ​‍‌‍‌‍‍‌‌‍‌​​ ‌‌‍‌​​ ‍​​ ‍‌​ ​‌​ ‌‌​ ​‍​ ‌ ‌‍‌​​‍ ‌​ ‌‍​ ‍​​ ​‌​ ‍​​‍ ‌​ ‌​​ ‍‌​ ​ ​ ‌​​‍ ‌‌‍​‌‌‍‌​​ ​‍​ ‌​​‍ ‌​ ​ ​ ​ ​ ​​​ ‌‍​ ​ ​ ‌‌​ ‌ ​ ‍​​ ​‍​ ​​‌‍​‌​ ‌​​‍‌‍‌ ‌​‌ ‍‌‌ ​​‌‍‌‌​ ‌‌ ​​‌‍ ‌ ​ ‌ ‌​​‍‌‍‌ ​​‌‍​‌‌ ‌​‌‍‍​​ ‌‌ ‌​‌‍‍‌‌ ‌​‌‍ ​‌‍‌‌​‍‌‍‌ ​​‌‍‌‌‌ ​‍‌ ​ ‌ ​​‌‍‌‌‌‍​ ‌ ‌​‌‍‍‌‌ ‌‍‌‍‌‌​ ‌‌ ​​‌ ‌‌‌‍​‍‌‍ ​‌‍‍‌‌ ​ ‌‍‍​‌‍‌‌‌‍‌​​‍​‍‌ ‌